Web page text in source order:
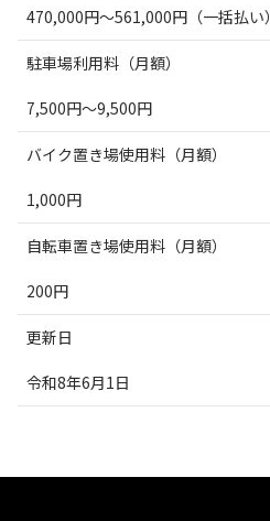
470,000円～561,000円（一括払い）
駐車場利用料（月額）
7,500円～9,500円
バイク置き場使用料（月額）
1,000円
自転車置き場使用料（月額）
200円
更新日
令和8年6月1日